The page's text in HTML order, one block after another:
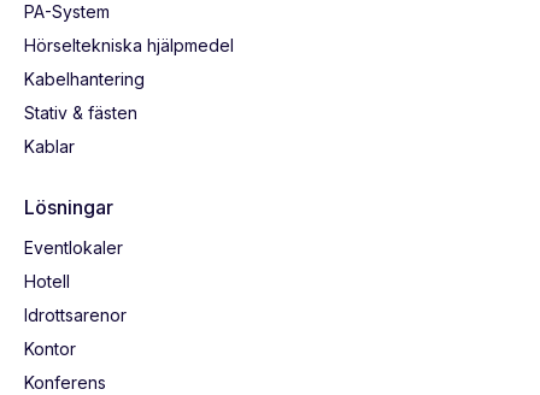
PA-System
Hörseltekniska hjälpmedel
Kabelhantering
Stativ & fästen
Kablar
Lösningar
Eventlokaler
Hotell
Idrottsarenor
Kontor
Konferens